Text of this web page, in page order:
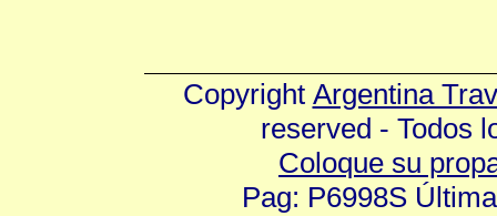
Copyright Argentina
reserved - Todos
Coloque su
Pag: P6998S